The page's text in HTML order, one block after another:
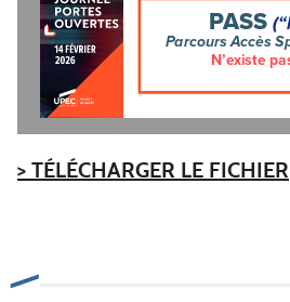
PASS
PARCOURS
N’EXISTE
> TÉLÉCHARGER LE FICHIER